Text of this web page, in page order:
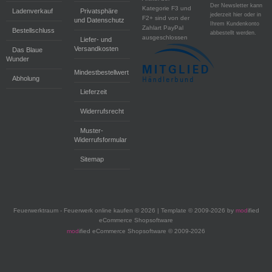
Ladenverkauf
Bestellschluss
Das Blaue
Wunder
Abholung
Privatsphäre
und Datenschutz
Liefer- und
Versandkosten
Mindestbestellwert
Lieferzeit
Widerrufsrecht
Muster-
Widerrufsformular
Sitemap
Kategorie F3 und
F2+ sind von der
Zahlart PayPal
ausgeschlossen
Der Newsletter kann
jederzeit hier oder in
Ihrem Kundenkonto
abbestellt werden.
Feuerwerktraum - Feuerwerk online kaufen © 2026 | Template © 2009-2026 by modified
eCommerce Shopsoftware
modified eCommerce Shopsoftware © 2009-2026